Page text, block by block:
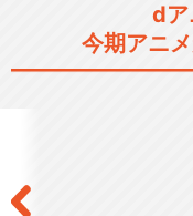
dア
今期アニ